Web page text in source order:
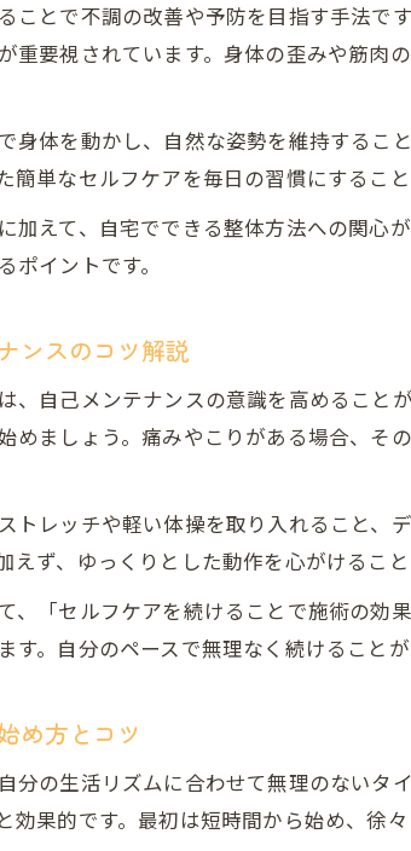
整体方法選びで失
自宅でできる整体の基礎
セルフ整体の基礎
整体の注意点と安全
間違った整体方法
自己流整体で起こ
整体施術でやっては
整体を毎日の生活
豊田市で人気の整体
整体方法を続ける
安心して整体を続けるコ
ことで不調の改善や予防を目指す手法で
重要視されています。身体の歪みや筋
身体を動かし、自然な姿勢を維持する
簡単なセルフケアを毎日の習慣にするこ
加えて、自宅でできる整体方法への関心
ポイントです。
ンスのコツ解説
、自己メンテナンスの意識を高めるこ
めましょう。痛みやこりがある場合、
トレッチや軽い体操を取り入れること
えず、ゆっくりとした動作を心がけるこ
、「セルフケアを続けることで施術の
す。自分のペースで無理なく続けること
め方とコツ
分の生活リズムに合わせて無理のない
効果的です。最初は短時間から始め、徐